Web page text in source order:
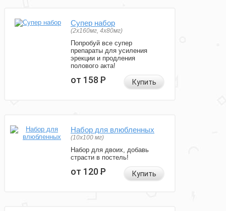
Супер набор
(2х160мг, 4х80мг)
Попробуй все супер
препараты для усиления
эрекции и продления
полового акта!
от 158Р Купить
Набор для влюбленных
(10х100 мг)
Набор для двоих, добавь
страсти в постель!
от 120Р Купить